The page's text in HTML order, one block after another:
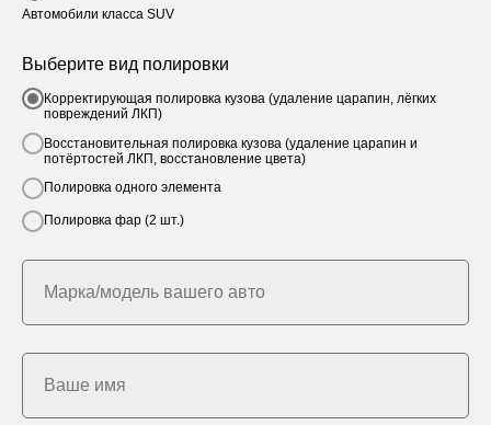
Автомобили класса SUV
Выберите вид полировки
Корректирующая полировка кузова (удаление царапин, лёгких
повреждений ЛКП)
Восстановительная полировка кузова (удаление царапин и
потёртостей ЛКП, восстановление цвета)
Полировка одного элемента
Полировка фар (2 шт.)
Марка/модель вашего авто
Ваше имя
Заполните форму, мы свяжемся с вами и
проконсультируем по услугам,
стоимости и срокам выполнения работ
ПОДАРИТЕ АВТОМОБИЛЮ
ПРОФЕССИОНАЛЬНУЮ
ЗАЩИТУ